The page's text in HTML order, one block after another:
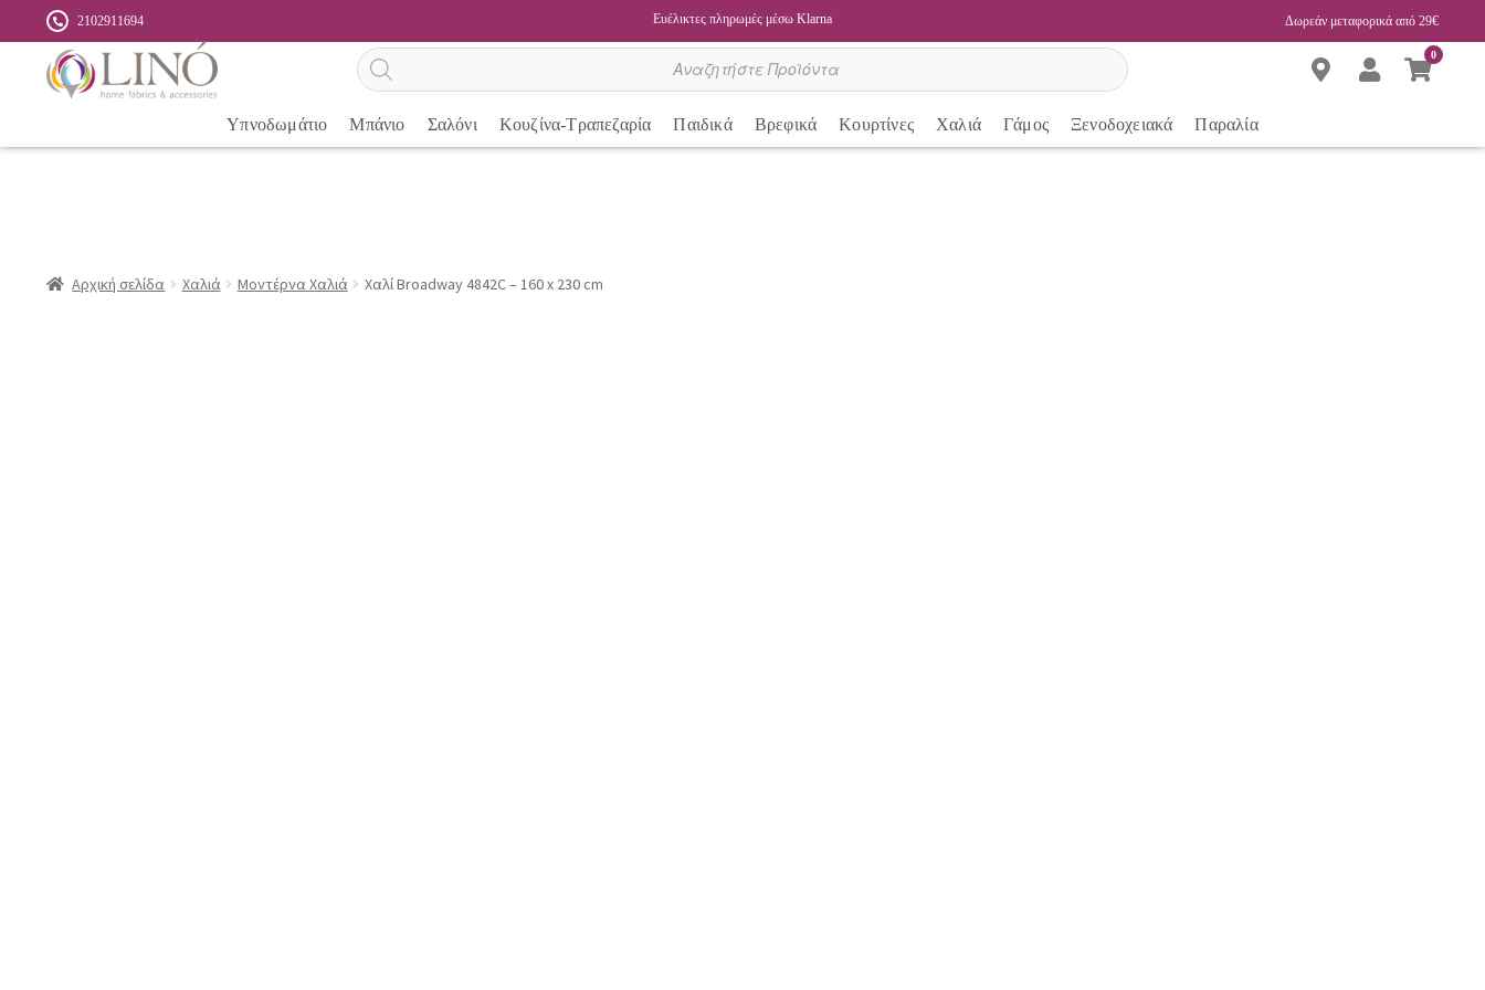
2102911694 Ευέλικτες πληρωμές μέσω Klarna Δωρεάν μεταφορικά από 29€
Αναζήτηση
προϊόντων
0
Υπνοδωμάτιο Μπάνιο Σαλόνι Κουζίνα-Τραπεζαρία Παιδικά Βρεφικά Κουρτίνες Χαλιά Γάμος Ξενοδοχειακά Παραλία
Αρχική σελίδα Χαλιά Μοντέρνα Χαλιά Χαλί Broadway 4842C – 160 x 230 cm